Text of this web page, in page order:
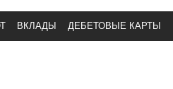
ВКЛАДЫ ДЕБЕТОВЫЕ КАРТЫ